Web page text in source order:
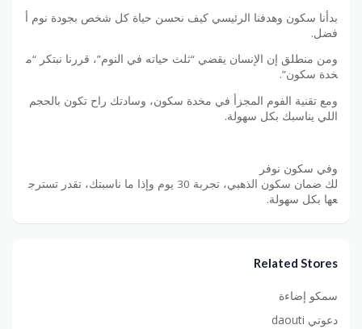
بدأنا سكون وهدفنا الرئيسي كيف نحسن حياة كل شخص بجودة نوم أ
فضل.
ومن منطلق إن الإنسان يقضي “ثلث حياته في النوم”، قررنا نبتكر “م
خدة سكون”.
ومع تقنية الفوم المجزأ في مخدة سكون، وسادتك راح تكون بالحجم
اللي يناسبك بكل سهولة.
وفي سكون نوفر
لك ضمان سكون الذهبي، تجربة 30 يوم وإذا ما ناسبتك، تقدر تسترج
عها بكل سهولة.
Related Stores
سمكو إضاءة
دعوتي daouti